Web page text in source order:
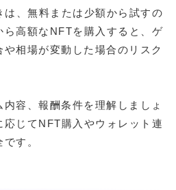
、無料または少額から試すの
ら高額なNFTを購入すると、ゲ
相場が変動した場合のリスク
容、報酬条件を理解しましょ
応じてNFT購入やウォレット連
す。